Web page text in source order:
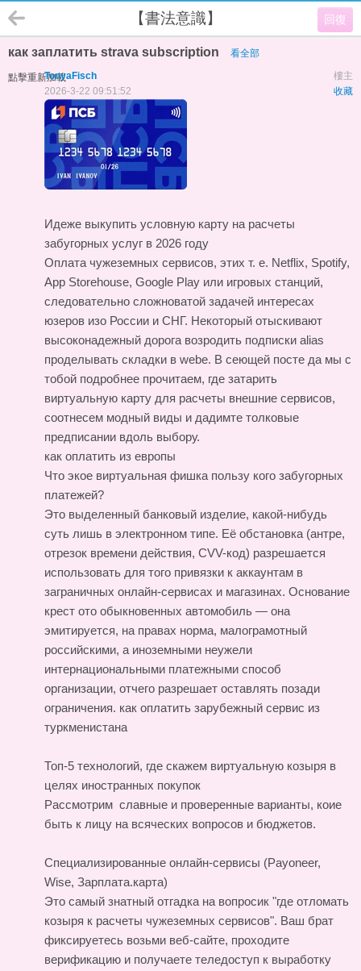
回復
【書法意識】
как заплатить strava subscription 看全部
點擊重新加載 樓主
TonyaFisch
收藏
2026-3-22 09:51:52
Идеже выкупить условную карту на расчеты
забугорных услуг в 2026 году
Оплата чужеземных сервисов, этих т. е. Netflix, Spotify,
App Storehouse, Google Play или игровых станций,
следовательно сложноватой задачей интересах
юзеров изо России и СНГ. Некоторый отыскивают
высоконадежный дорога возродить подписки alias
проделывать складки в webе. В сеющей посте да мы с
тобой подробнее прочитаем, где затарить
виртуальную карту для расчеты внешние сервисов,
соотнесем модный виды и дадимте толковые
предписании вдоль выбору.
как оплатить из европы
Что экое виртуальная фишка пользу кого забугорных
платежей?
Это выделенный банковый изделие, какой-нибудь
суть лишь в электронном типе. Её обстановка (антре,
отрезок времени действия, CVV-код) разрешается
использовать для того привязки к аккаунтам в
заграничных онлайн-сервисах и магазинах. Основание
крест ото обыкновенных автомобиль — она
эмитируется, на правах норма, малограмотный
российскими, а иноземными неужели
интернациональными платежными способ
организации, отчего разрешает оставлять позади
ограничения. как оплатить зарубежный сервис из
туркменистана
Топ-5 технологий, где скажем виртуальную козыря в
целях иностранных покупок
Рассмотрим славные и проверенные варианты, коие
быть к лицу на всяческих вопросов и бюджетов.
Специализированные онлайн-сервисы (Payoneer,
Wise, Зарплата.карта)
Это самый знатный отгадка на вопросик "где отломать
козыря к расчеты чужеземных сервисов". Ваш брат
фиксируетесь возьми веб-сайте, проходите
верификацию и получаете теледоступ к выработку